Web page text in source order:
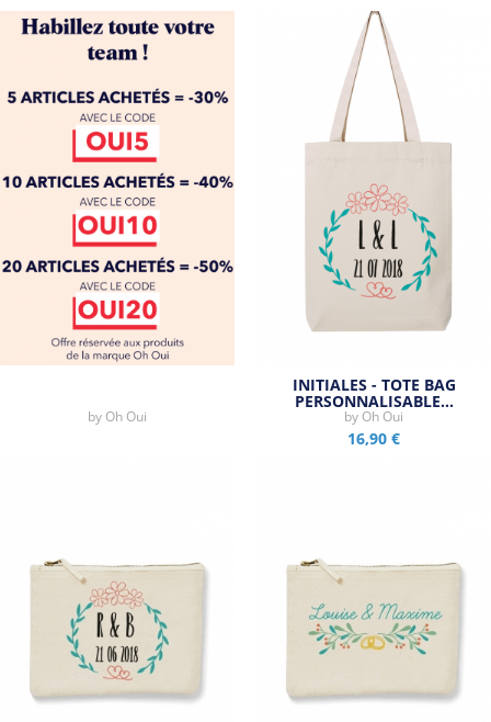
by Oh Oui
INITIALES - TOTE BAG
PERSONNALISABLE…
by Oh Oui
16,90 €